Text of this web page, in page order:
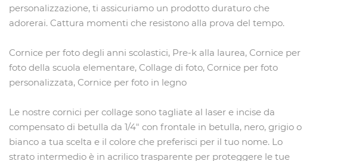
personalizzazione, ti assicuriamo un prodotto duraturo che
adorerai. Cattura momenti che resistono alla prova del tempo.
Cornice per foto degli anni scolastici, Pre-k alla laurea, Cornice per
foto della scuola elementare, Collage di foto, Cornice per foto
personalizzata, Cornice per foto in legno
Le nostre cornici per collage sono tagliate al laser e incise da
compensato di betulla da 1/4" con frontale in betulla, nero, grigio o
bianco a tua scelta e il colore che preferisci per il tuo nome. Lo
strato intermedio è in acrilico trasparente per proteggere le tue